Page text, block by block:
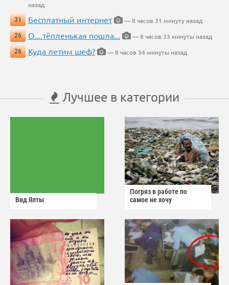
назад
31
Бесплатный интернет
— 8 часов 31 минуту назад
26
О....тёпленькая пошла...
— 8 часов 33 минуты назад
26
Куда летим шеф? — 8 часов 34 минуты назад
Лучшее в категории
Вид Ялты
Погряз в работе по
самое не хочу